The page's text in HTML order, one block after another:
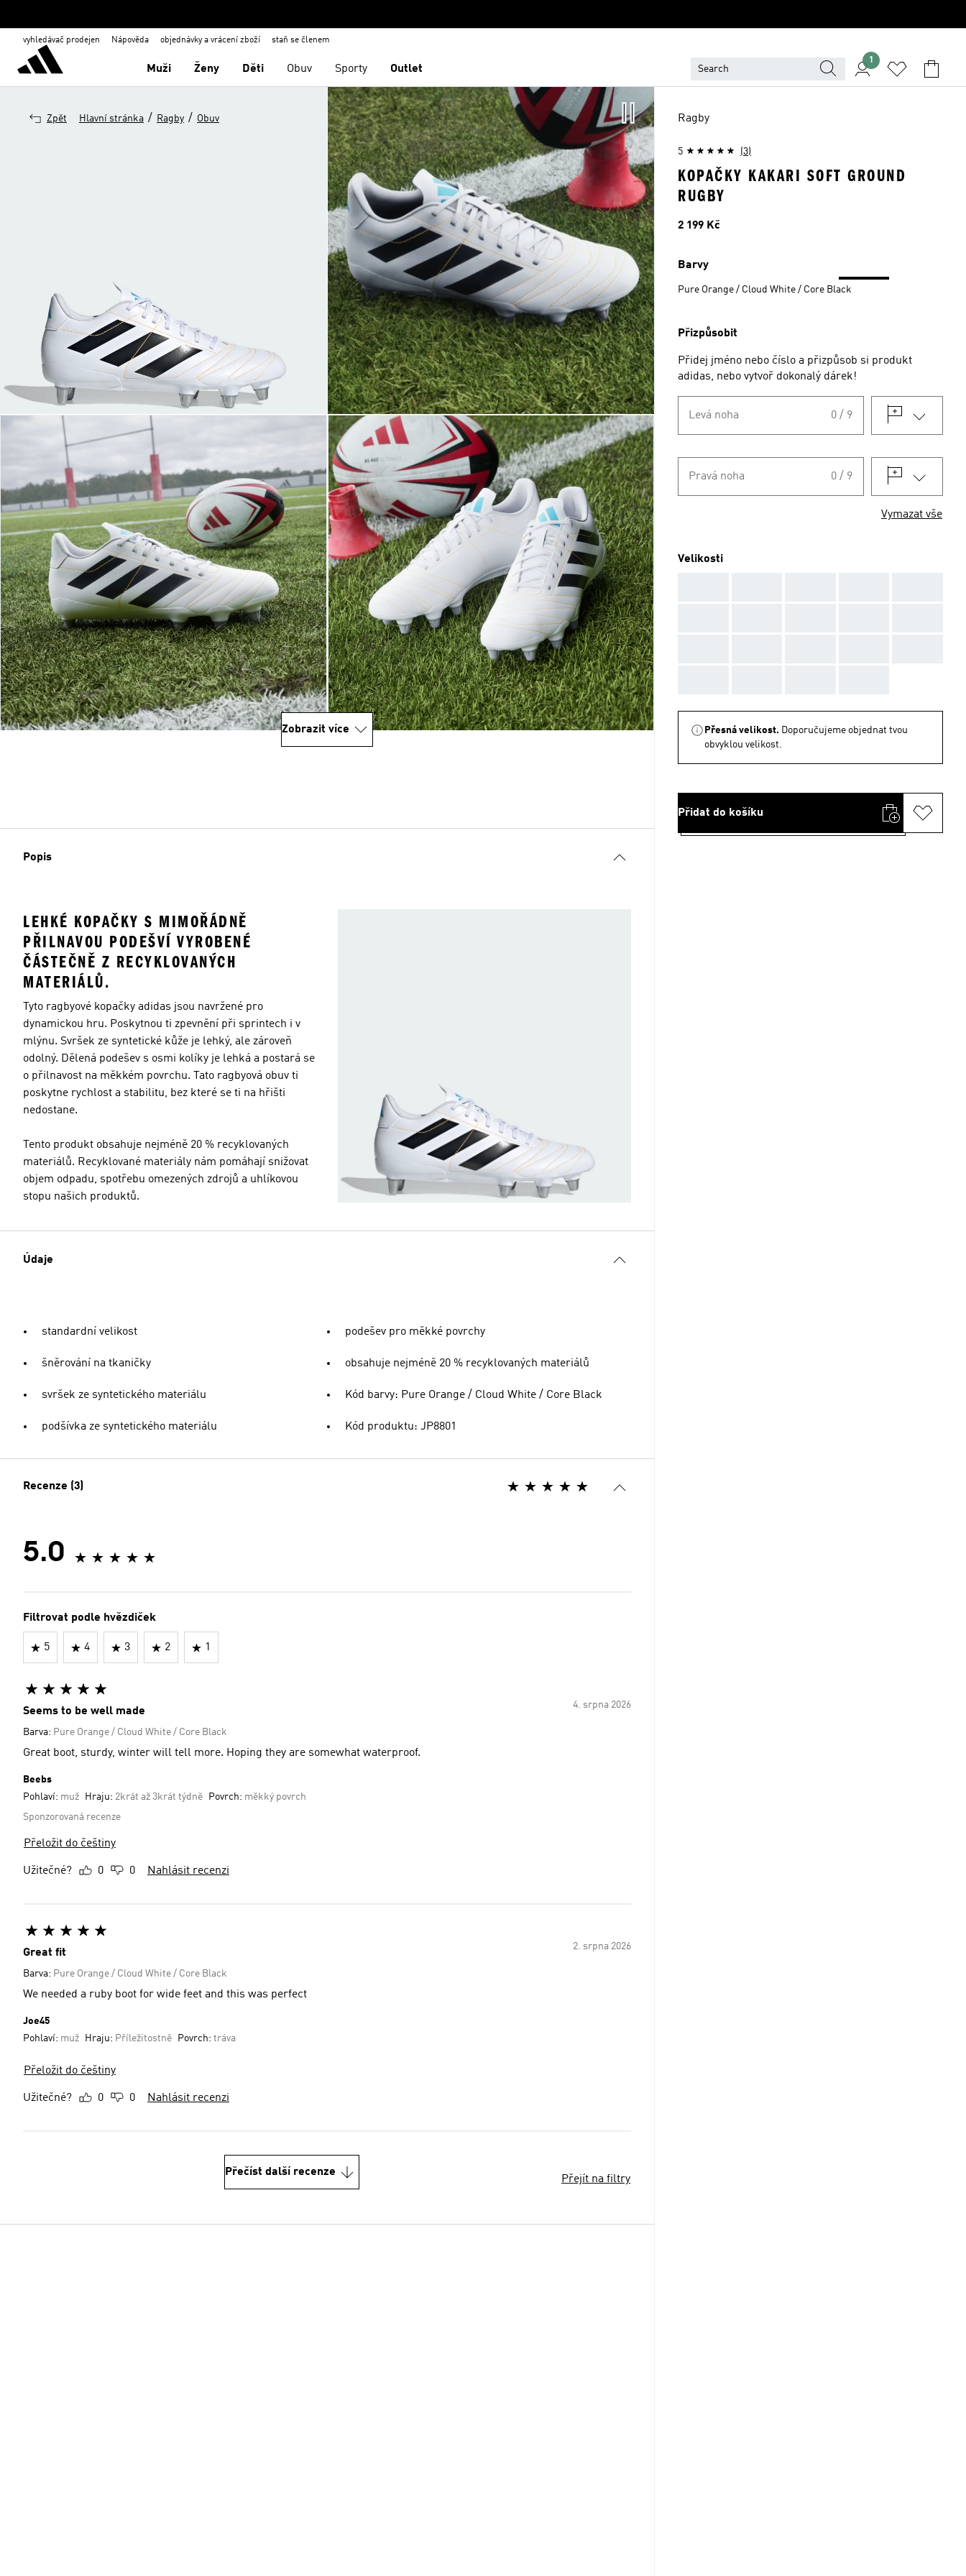
vyhledávač prodejen Nápověda objednávky a vrácení zboží staň se členem
Muži Ženy Děti Obuv Sporty Outlet
1
Zpět Hlavní stránka / Ragby / Obuv
Zobrazit více
Popis
LEHKÉ KOPAČKY S MIMOŘÁDNĚ
PŘILNAVOU PODEŠVÍ VYROBENÉ
ČÁSTEČNĚ Z RECYKLOVANÝCH
MATERIÁLŮ.
Tyto ragbyové kopačky adidas jsou navržené pro
dynamickou hru. Poskytnou ti zpevnění při sprintech i v
mlýnu. Svršek ze syntetické kůže je lehký, ale zároveň
odolný. Dělená podešev s osmi kolíky je lehká a postará se
o přilnavost na měkkém povrchu. Tato ragbyová obuv ti
poskytne rychlost a stabilitu, bez které se ti na hřišti
nedostane.
Tento produkt obsahuje nejméně 20 % recyklovaných
materiálů. Recyklované materiály nám pomáhají snižovat
objem odpadu, spotřebu omezených zdrojů a uhlíkovou
stopu našich produktů.
Údaje
standardní velikost
šněrování na tkaničky
svršek ze syntetického materiálu
podšívka ze syntetického materiálu
podešev pro měkké povrchy
obsahuje nejméně 20 % recyklovaných materiálů
Kód barvy: Pure Orange / Cloud White / Core Black
Kód produktu: JP8801
Recenze (3)
5.0
Filtrovat podle hvězdiček
5 4 3 2 1
4. srpna 2026
Seems to be well made
Barva: Pure Orange / Cloud White / Core Black
Great boot, sturdy, winter will tell more. Hoping they are somewhat waterproof.
Beebs
Pohlaví: muž Hraju: 2krát až 3krát týdně Povrch: měkký povrch
Sponzorovaná recenze
Přeložit do češtiny
Užitečné? 0 0 Nahlásit recenzi
2. srpna 2026
Great fit
Barva: Pure Orange / Cloud White / Core Black
We needed a ruby boot for wide feet and this was perfect
Joe45
Pohlaví: muž Hraju: Příležitostně Povrch: tráva
Přeložit do češtiny
Užitečné? 0 0 Nahlásit recenzi
Přečíst další recenze
Přejít na filtry
Ragby
5 (3)
KOPAČKY KAKARI SOFT GROUND
RUGBY
Cena
2 199 Kč
Barvy
Pure Orange / Cloud White / Core Black
Přizpůsobit
Přidej jméno nebo číslo a přizpůsob si produkt
adidas, nebo vytvoř dokonalý dárek!
Levá noha 0 / 9
Pravá noha 0 / 9
Vymazat vše
Velikosti
Přesná velikost. Doporučujeme objednat tvou
obvyklou velikost.
Přidat do košíku